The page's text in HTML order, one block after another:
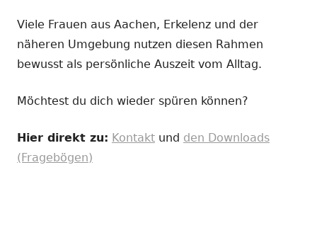
Viele Frauen aus Aachen, Erkelenz und der
näheren Umgebung nutzen diesen Rahmen
bewusst als persönliche Auszeit vom Alltag.
Möchtest du dich wieder spüren können?
Hier direkt zu: Kontakt und den Downloads
(Fragebögen)